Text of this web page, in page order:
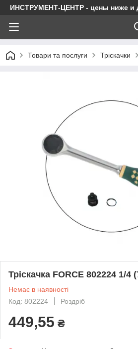
ИНСТРУМЕНТ-ЦЕНТР - цены ниже и
Товари та послуги Тріскачки
Тріскачка FORCE 802224 1/4
Немає в наявності
Код: 802224
Роздріб
449,55 ₴